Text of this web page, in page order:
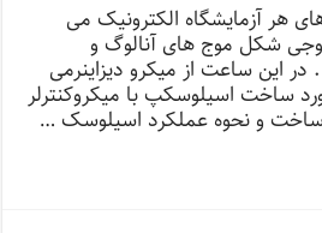
هر آزمایشگاه الکترونیک می
شکل موج های آنالوگ و
در این ساعت از میکرو دیزاینرمی
ساخت اسیلوسکپ با میکروکنترلر
ساخت و نحوه عملکرد اسیلوسک …